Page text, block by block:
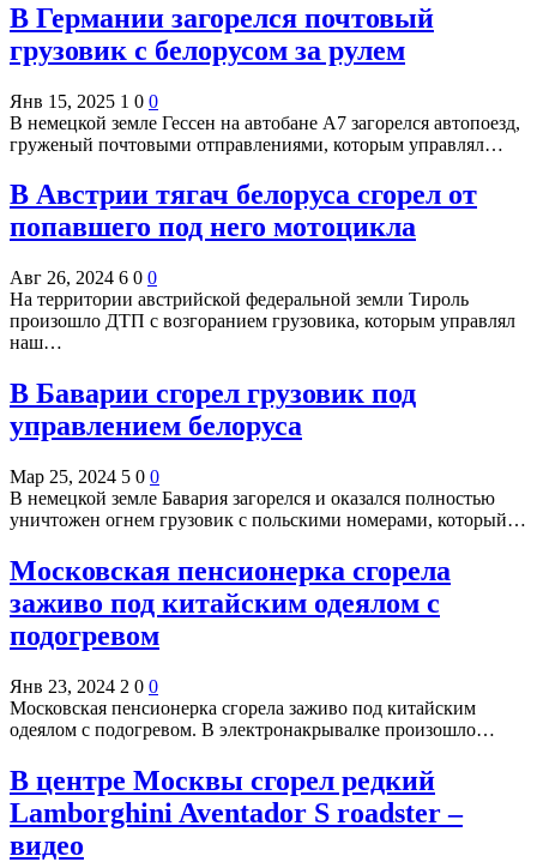
В Германии загорелся почтовый
грузовик с белорусом за рулем
Янв 15, 2025 1 0 0
В немецкой земле Гессен на автобане А7 загорелся автопоезд,
груженый почтовыми отправлениями, которым управлял…
В Австрии тягач белоруса сгорел от
попавшего под него мотоцикла
Авг 26, 2024 6 0 0
На территории австрийской федеральной земли Тироль
произошло ДТП с возгоранием грузовика, которым управлял
наш…
В Баварии сгорел грузовик под
управлением белоруса
Мар 25, 2024 5 0 0
В немецкой земле Бавария загорелся и оказался полностью
уничтожен огнем грузовик с польскими номерами, который…
Московская пенсионерка сгорела
заживо под китайским одеялом с
подогревом
Янв 23, 2024 2 0 0
Московская пенсионерка сгорела заживо под китайским
одеялом с подогревом. В электронакрывалке произошло…
В центре Москвы сгорел редкий
Lamborghini Aventador S roadster –
видео